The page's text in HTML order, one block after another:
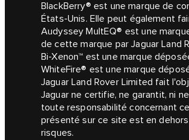
BlackBerry® est une marque de
États-Unis. Elle peut également
Audyssey MultEQ® est une
de cette marque par Jaguar Land
Bi-Xenon™ est une marque
WhiteFire® est une marque
Jaguar Land Rover Limited fait
Jaguar ne certifie, ne garantit, ni
toute responsabilité concernant
présenté sur ce site est en
risques.